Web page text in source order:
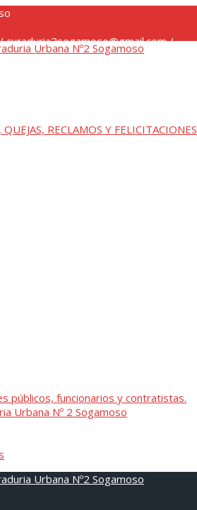
/
RECLAMOS Y FELICITACIONES
públicos, funcionarios y contratistas.
Urbana Nº 2 Sogamoso